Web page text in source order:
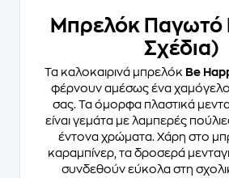
Μπρελόκ Παγωτό
Σχέδια)
Τα καλοκαιρινά μπρελόκ Be
φέρνουν αμέσως ένα
σας. Τα όμορφα πλαστικά
είναι γεμάτα με λαμπερές
έντονα χρώματα. Χάρη στο
καραμπίνερ, τα δροσερά
συνδεθούν εύκολα στη